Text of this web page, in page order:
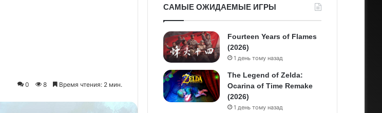
0 8 Время чтения: 2 мин.
САМЫЕ ОЖИДАЕМЫЕ ИГРЫ
Fourteen Years of Flames
(2026)
1 день тому назад
The Legend of Zelda:
Ocarina of Time Remake
(2026)
1 день тому назад